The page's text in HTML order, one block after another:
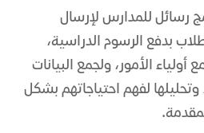
رسائل للمدارس لإرسال
بدفع الرسوم الدراسية،
أولياء الأمور، ولجمع البيانات
وتحليلها لفهم احتياجاتهم بشكل